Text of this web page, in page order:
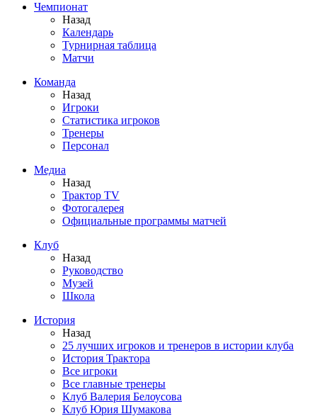
Чемпионат
Назад
Календарь
Турнирная таблица
Матчи
Команда
Назад
Игроки
Статистика игроков
Тренеры
Персонал
Медиа
Назад
Трактор TV
Фотогалерея
Официальные программы матчей
Клуб
Назад
Руководство
Музей
Школа
История
Назад
25 лучших игроков и тренеров в истории клуба
История Трактора
Все игроки
Все главные тренеры
Клуб Валерия Белоусова
Клуб Юрия Шумакова